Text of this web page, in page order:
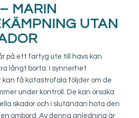
MARIN
UTAN
på ett fartyg ute till havs kan
långt borta. I synnerhet
kan få katastrofala följder om de
under kontroll. De kan orsaka
skador och i slutändan hota den
ombord. Av denna anledning är